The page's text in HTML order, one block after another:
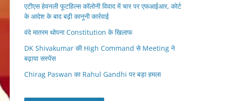
एटीएस हेवनली फूटहिल्स कॉलोनी विवाद में चार पर एफआईआर, कोर्ट
के आदेश के बाद बढ़ी कानूनी कार्रवाई
वंदे मातरम थोपना Constitution के खिलाफ
DK Shivakumar की High Command से Meeting ने
बढ़ाया सस्पेंस
Chirag Paswan का Rahul Gandhi पर बड़ा हमला